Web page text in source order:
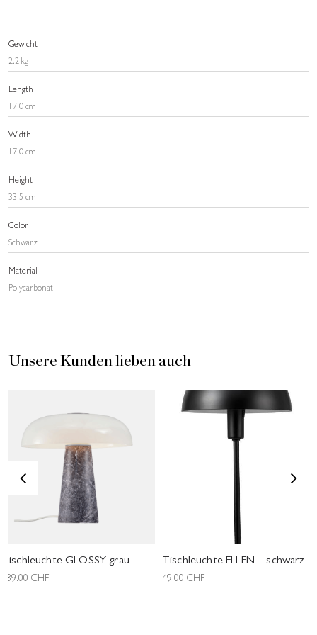
Gewicht
2.2 kg
Length
17.0 cm
Width
17.0 cm
Height
33.5 cm
Color
Schwarz
Material
Polycarbonat
Unsere Kunden lieben auch
Tischleuchte GLOSSY grau
339.00 CHF
Tischleuchte ELLEN – schwarz
49.00 CHF
< >